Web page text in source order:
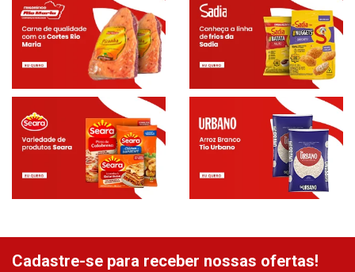
Cadastre-se para receber nossas ofertas!